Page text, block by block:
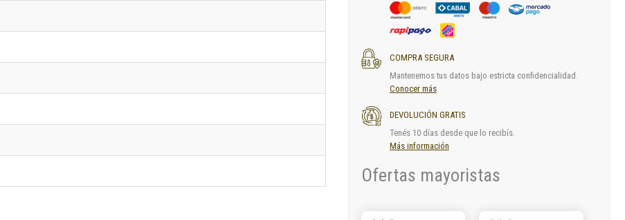
COMPRA SEGURA
Mantenemos tus datos bajo estricta confidencialidad.
Conocer más
DEVOLUCIÓN GRATIS
Tenés 10 días desde que lo recibís.
Más información
Ofertas mayoristas